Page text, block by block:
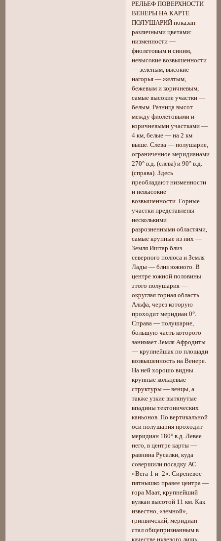
РЕЛЬЕФ ПОВЕРХНОСТИ
ВЕНЕРЫ НА КАРТЕ
ПОЛУШАРИЙ показан
различными цветами:
низменности —
фиолетовым и синим,
невысокие возвышенности
— зеленым, высокие
нагорья — желтым,
бежевым и коричневым,
самые высокие участки —
белым. Разница высот
между фиолетовыми и
коричневыми участками —
4 км, белые — на 2 км
выше. Слева — полушарие,
ограниченное меридианами
270° в.д. (слева) и 90° в.д.
(справа). Здесь
преобладают низменности
и невысокие
возвышенности. Горные
участки представлены
несколькими
разрозненными областями,
самые крупные из них —
Земля Иштар близ
северного полюса и Земля
Лады — близ южного. В
центре южной половины
этого полушария —
округлая горная область
Альфа, через которую
проходит меридиан 0°.
Справа — полушарие,
большую часть которого
занимает Земля Афродиты
— крупнейшая по площади
возвышенность на Венере.
На ней хорошо видны
крупные кольцевые
структуры — венцы, а
также узкие вытянутые
впадины тектонических
каньонов. По вертикальной
оси полушария проходит
меридиан 180° в.д. Левее
него, в центре карты —
равнина Русалки, куда
совершили посадку АС
«Вега-1 и -2». Сиреневое
пятнышко правее центра —
гора Маат, крупнейший
вулкан высотой 11 км. Как
известно, «земной»,
гринвичский, меридиан
стал общепризнанным в